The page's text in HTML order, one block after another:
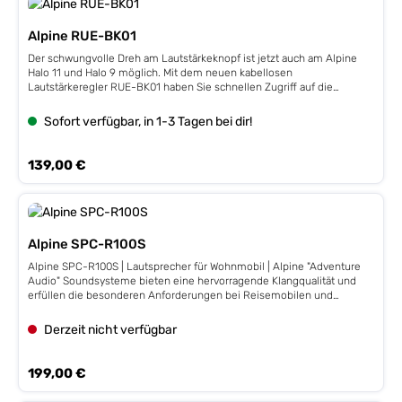
Alpine RUE-BK01
Der schwungvolle Dreh am Lautstärkeknopf ist jetzt auch am Alpine
Halo 11 und Halo 9 möglich. Mit dem neuen kabellosen
Lautstärkeregler RUE-BK01 haben Sie schnellen Zugriff auf die
Rückfahrkamera mit einem einfachen Druck auf den Drehgeber
aktivieren. Der RUE-BK01 kann auf beiden Seiten des Halo-Displays
geeigneten Stellen im Fahrzeug installiert werden. Kompatibilität
Kompatibel mit iLX-F905D, iLX-F115D, iLX-705D und i905D-F Nicht
kompatibel mit iLX-F903D, INE-F904D, INE-F904DC Hinweis: Dieses
Produkt ist nicht kompatibel mit der ersten Generation der Alpine Halo
9 Produktlinie (iLX-F903D, INE-F904D, INE-F904DC). Dieses Produkt
Verbindung aktiv ist.
Sofort verfügbar, in 1-3 Tagen bei dir!
Regulärer Preis:
139,00 €
Alpine SPC-R100S
Alpine SPC-R100S | Lautsprecher für Wohnmobil | Alpine "Adventure
Audio" Soundsysteme bieten eine hervorragende Klangqualität und
erfüllen die besonderen Anforderungen bei Reisemobilen und
Soundtechnologien, damit die gewünschte Klangqualität in Ihrem
Reisemobil oder Camper Van erzielt werden kann.Die 12 cm-
lassen sich leicht an der Unterseite eines Regals oder unter einen
Schrank in Ihrem Wohnmobil anbringen, ohne dass Sie große Löcher in
Ihre Möbel schneiden müssen. Diese Lautsprecher verfügen über eine
Derzeit nicht verfügbar
Regulärer Preis:
199,00 €